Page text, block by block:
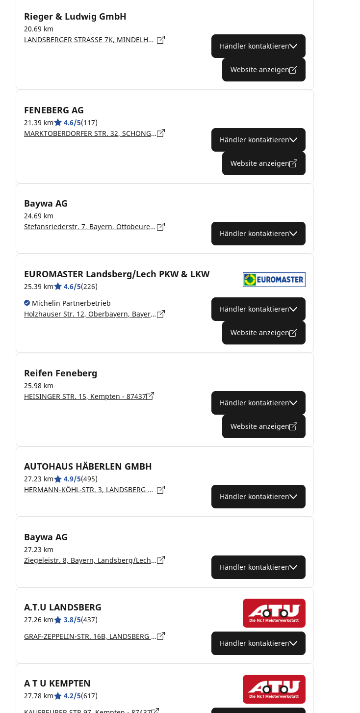
Rieger & Ludwig GmbH
20.69 km
LANDSBERGER STRASSE 7K, MINDELHEIM - 87719
Händler kontaktieren
Website anzeigen
FENEBERG AG
21.39 km 4.6/5(117)
MARKTOBERDORFER STR. 32, SCHONGAU - 86956
Händler kontaktieren
Website anzeigen
Baywa AG
24.69 km
Stefansriederstr. 7, Bayern, Ottobeuren - 87724
Händler kontaktieren
EUROMASTER Landsberg/Lech PKW & LKW
25.39 km 4.6/5(226)
Michelin Partnerbetrieb
Holzhauser Str. 12, Oberbayern, Bayern, Landsberg/Lech - 86899
Händler kontaktieren
Website anzeigen
Reifen Feneberg
25.98 km
HEISINGER STR. 15, Kempten - 87437
Händler kontaktieren
Website anzeigen
AUTOHAUS HÄBERLEN GMBH
27.23 km 4.9/5(495)
HERMANN-KÖHL-STR. 3, LANDSBERG AM LECH - 86899
Händler kontaktieren
Baywa AG
27.23 km
Ziegeleistr. 8, Bayern, Landsberg/Lech - 86899
Händler kontaktieren
A.T.U LANDSBERG
27.26 km 3.8/5(437)
GRAF-ZEPPELIN-STR. 16B, LANDSBERG AM LECH - 86899
Händler kontaktieren
A T U KEMPTEN
27.78 km 4.2/5(617)